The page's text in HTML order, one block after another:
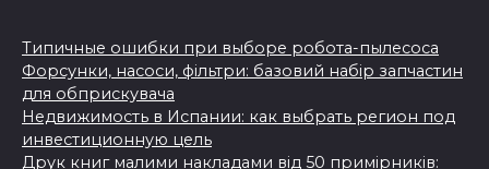
Типичные ошибки при выборе робота-пылесоса
Форсунки, насоси, фільтри: базовий набір запчастин
для обприскувача
Недвижимость в Испании: как выбрать регион под
инвестиционную цель
Друк книг малими накладами від 50 примірників: